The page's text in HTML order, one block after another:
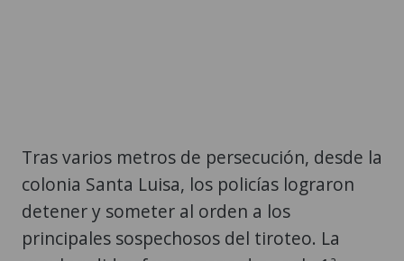
Tras varios metros de persecución, desde la
colonia Santa Luisa, los policías lograron
detener y someter al orden a los
principales sospechosos del tiroteo. La